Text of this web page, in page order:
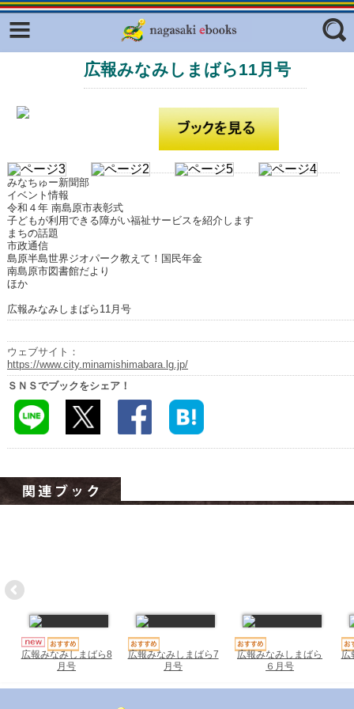
フリーワード
ジャンル
エリア
広報みなみしまばら11月号
みなちゅー新聞部
イベント情報
令和４年 南島原市表彰式
子どもが利用できる障がい福祉サービスを紹介します
まちの話題
市政通信
島原半島世界ジオパーク教えて！国民年金
南島原市図書館だより
ほか
広報みなみしまばら11月号
ウェブサイト：
https://www.city.minamishimabara.lg.jp/
ＳＮＳでブックをシェア！
広報みなみしまばら8
月号
広報みなみしまばら7
月号
広報みなみしまばら
６月号
広
Facebook
ふくいろキラリプロジェクト
ラリー（TOKYO Brochures）
はじめてご利用される方へ
コンテンツ
広報誌ナビ
明治日本の産業革命遺産
ハイスクールナビ
小・中学校ナビ
いきebooks
ごとうebooks
ながさき市ebooks
さいかいイーブックス